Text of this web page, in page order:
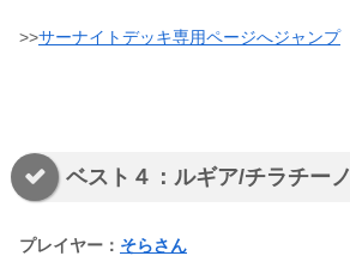
>>サーナイトデッキ専用ページへジャンプ
ベスト４：ルギア/チラチーノ
プレイヤー： そらさん